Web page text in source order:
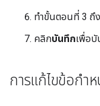
ทำขั้นตอนที่ 3 ถึง
คลิกบันทึกเพื่อบั
การแก้ไขข้อกำห